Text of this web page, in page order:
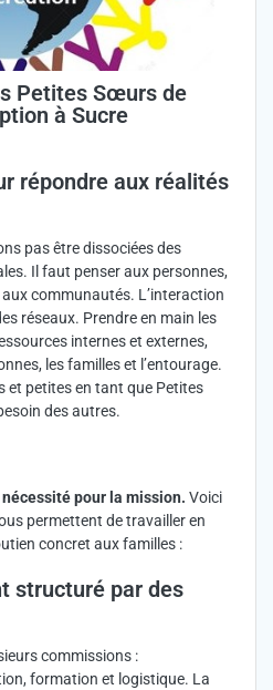
Petites Sœurs de
à Sucre
répondre aux réalités
pas être dissociées des
Il faut penser aux personnes,
communautés. L’interaction
réseaux. Prendre en main les
internes et externes,
les familles et l’entourage.
et petites en tant que Petites
des autres.
pour la mission. Voici
permettent de travailler en
concret aux familles :
structuré par des
commissions :
formation et logistique. La